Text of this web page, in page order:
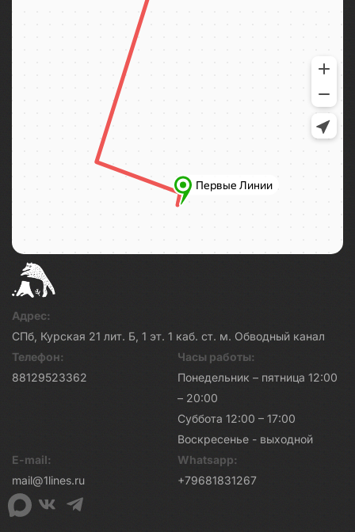
Адрес:
СПб, Курская 21 лит. Б, 1 эт. 1 каб. ст. м. Обводный канал
Телефон:
88129523362
Часы работы:
Понедельник – пятница 12:00
– 20:00
Суббота 12:00 – 17:00
Воскресенье - выходной
E-mail:
mail@1lines.ru
Whatsapp:
+79681831267